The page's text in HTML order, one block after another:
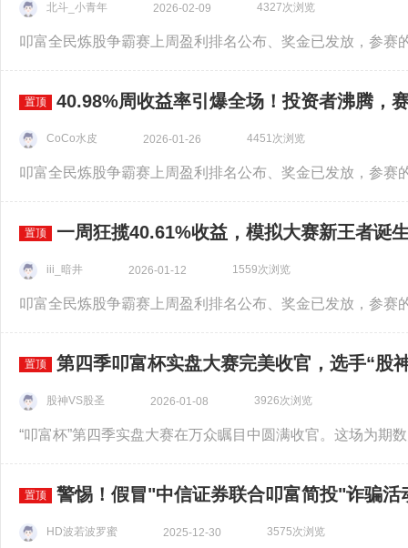
北斗_小青年 2026-02-09 4327次浏览
置顶 40.98%周收益率引爆全场！投资者沸腾，
CoCo水皮 2026-01-26 4451次浏览
置顶 一周狂揽40.61%收益，模拟大赛新王者诞
iii_暗井 2026-01-12 1559次浏览
置顶 第四季叩富杯实盘大赛完美收官，选手“股
股神VS股圣 2026-01-08 3926次浏览
置顶 警惕！假冒"中信证券联合叩富简投"诈骗活
HD波若波罗蜜 2025-12-30 3575次浏览